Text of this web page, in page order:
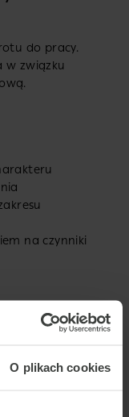
O plikach cookies
do pracy.
w związku
na czynniki